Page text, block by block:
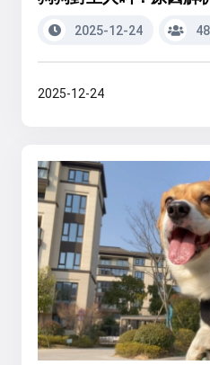
2025-12-24
2025-12-24